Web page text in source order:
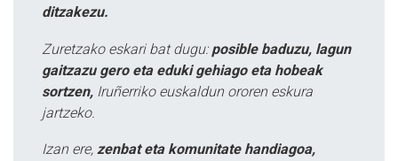
ditzakezu.
Zuretzako eskari bat dugu: posible baduzu, lagun
gaitzazu gero eta eduki gehiago eta hobeak
sortzen, Iruñerriko euskaldun ororen eskura
jartzeko.
Izan ere, zenbat eta komunitate handiagoa,